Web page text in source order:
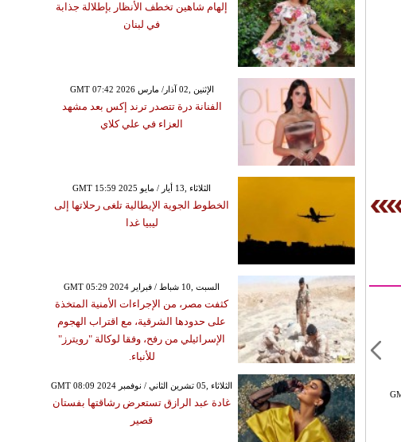
السبت ,13 حزيران / يونيو GMT 09:53
2020
لا تتهوّر في اتخاذ قرار أو توقيع
إلهام شاهين تخطف الأنظار بإطلالة جذابة
في لبنان
GMT 07:42 2026 الإثنين ,02 آذار/ مارس
الفنانة درة تتصدر ترند إكس بعد مشهد
العزاء في علي كلاي
GMT 15:59 2025 الثلاثاء ,13 أيار / مايو
الخطوط الجوية الإيطالية تلغى رحلاتها إلى
ليبيا غدا
GMT 05:29 2024 السبت ,10 شباط / فبراير
كثفت مصر، من الإجراءات الأمنية المتخذة
على حدودها الشرقية، مع اقتراب الهجوم
الإسرائيلي من رفح، وفقا لوكالة "رويترز"
للأنباء.
GMT 08:09 2024 الثلاثاء ,05 تشرين الثاني / نوفمبر
غادة عبد الرازق تستعرض رشاقتها بفستان
قصير